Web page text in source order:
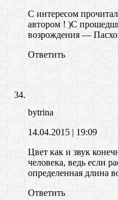
С интересом
автором ! )С
возрождения —
Ответить
bytrina
14.04.2015 | 19:09
Цвет как и звук
человека, ведь если
определенная длина
Ответить